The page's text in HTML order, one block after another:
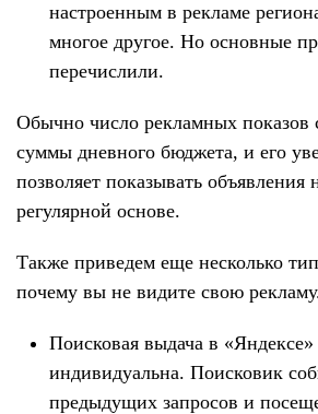
настроенным в рекламе
многое другое. Но основные
перечислили.
Обычно число рекламных показов
суммы дневного бюджета, и его
позволяет показывать объявления
регулярной основе.
Также приведем еще несколько
почему вы не видите свою
Поисковая выдача в «Яндексе»
индивидуальна. Поисковик
предыдущих запросов и